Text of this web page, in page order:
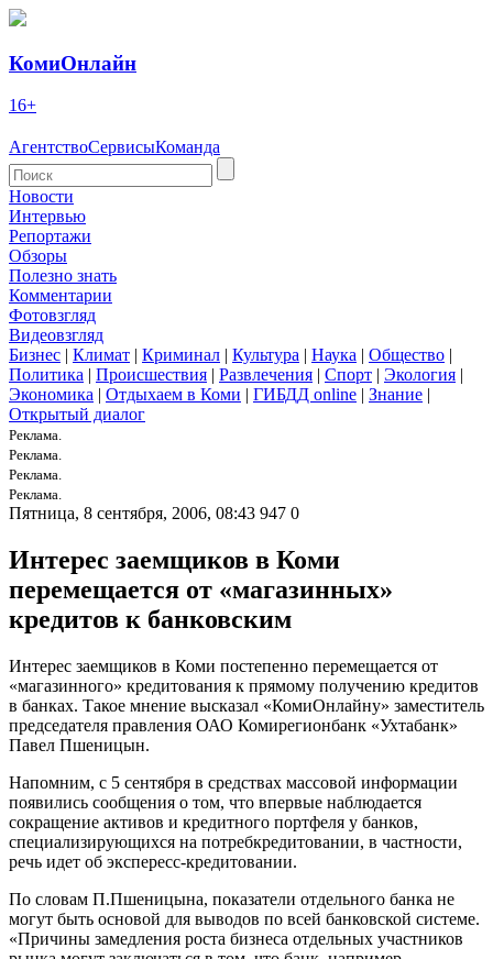
КомиОнлайн
16+
АгентствоСервисыКоманда
Новости
Интервью
Репортажи
Обзоры
Полезно знать
Комментарии
Фотовзгляд
Видеовзгляд
Бизнес | Климат | Криминал | Культура | Наука | Общество |
Политика | Происшествия | Развлечения | Спорт | Экология |
Экономика | Отдыхаем в Коми | ГИБДД online | Знание |
Открытый диалог
Реклама.
Реклама.
Реклама.
Реклама.
Пятница, 8 сентября, 2006, 08:43 947 0
Интерес заемщиков в Коми
перемещается от «магазинных»
кредитов к банковским
Интерес заемщиков в Коми постепенно перемещается от
«магазинного» кредитования к прямому получению кредитов
в банках. Такое мнение высказал «КомиОнлайну» заместитель
председателя правления ОАО Комирегионбанк «Ухтабанк»
Павел Пшеницын.
Напомним, с 5 сентября в средствах массовой информации
появились сообщения о том, что впервые наблюдается
сокращение активов и кредитного портфеля у банков,
специализирующихся на потребкредитовании, в частности,
речь идет об экспересс-кредитовании.
По словам П.Пшеницына, показатели отдельного банка не
могут быть основой для выводов по всей банковской системе.
«Причины замедления роста бизнеса отдельных участников